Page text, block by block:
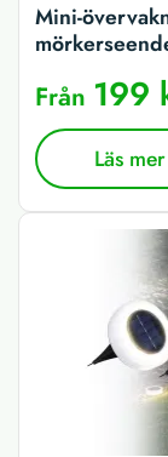
Mini-
Från 199
Läs mer